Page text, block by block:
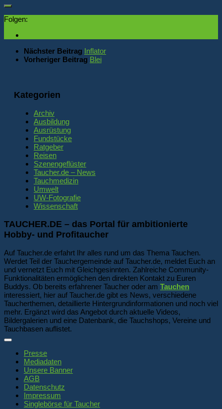
Folgen:
Nächster Beitrag Inflator
Vorheriger Beitrag Blei
Kategorien
Archiv
Ausbildung
Ausrüstung
Fundstücke
Ratgeber
Reisen
Szenengeflüster
Taucher.de – News
Tauchmedizin
Umwelt
UW-Fotografie
Wissenschaft
TAUCHER.DE – das Portal für ambitionierte
Hobby- und Profitaucher
Auf Taucher.de erfahrt Ihr alles rund um das Thema Tauchen.
Werdet Teil der Tauchergemeinde auf Taucher.de, meldet Euch an
und vernetzt Euch mit Gleichgesinnten. Zahlreiche Community-
Funktionalitäten ermöglichen den direkten Kontakt zu Euren
Buddys. Ob bereits erfahrener Taucher oder am Tauchen
interessiert, hier auf Taucher.de gibt es News, verschiedene
Taucherthemen, detaillierte Hintergrundinformationen und noch viel
mehr. Ergänzt wird das Angebot durch aktuelle Videos,
Bildergalerien und eine Datenbank, die Tauchshops, Vereine und
Tauchbasen auflistet.
Presse
Mediadaten
Unsere Banner
AGB
Datenschutz
Impressum
Singlebörse für Taucher